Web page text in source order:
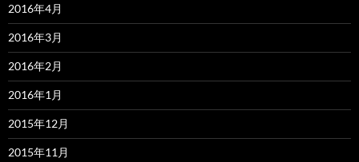
2016年4月
2016年3月
2016年2月
2016年1月
2015年12月
2015年11月